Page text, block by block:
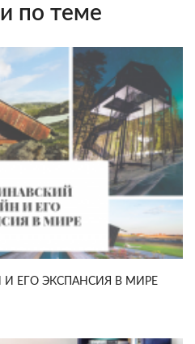
по теме
ЕГО ЭКСПАНСИЯ В МИРЕ